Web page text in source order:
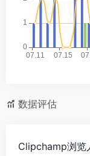
数据评估
Clipchamp浏览